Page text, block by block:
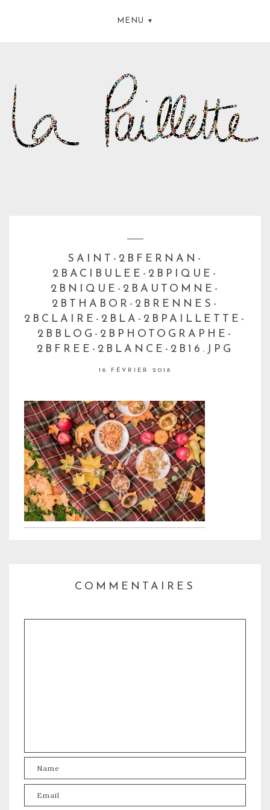
MENU
SAINT-2BFERNAN-
2BACIBULEE-2BPIQUE-
2BNIQUE-2BAUTOMNE-
2BTHABOR-2BRENNES-
2BCLAIRE-2BLA-2BPAILLETTE-
2BBLOG-2BPHOTOGRAPHE-
2BFREE-2BLANCE-2B16.JPG
16 FÉVRIER 2018
COMMENTAIRES